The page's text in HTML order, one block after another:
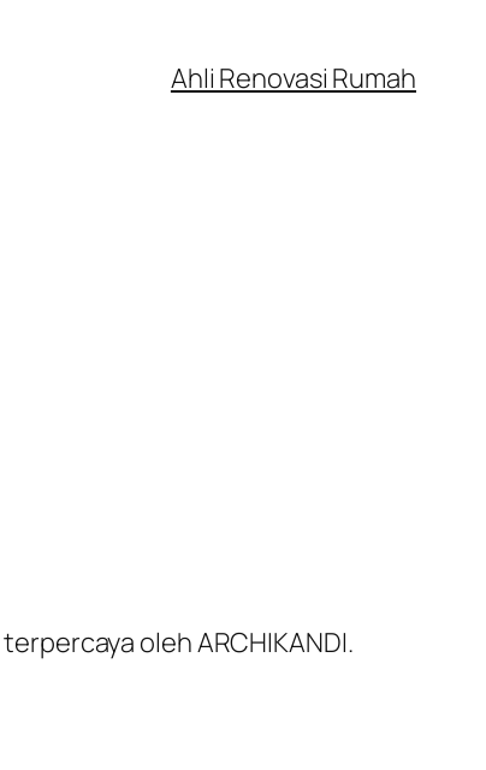
Ahli Renovasi Rumah
oleh ARCHIKANDI.